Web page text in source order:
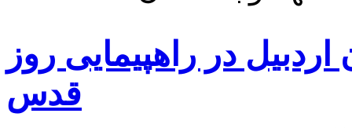
در راهپیمایی روز
قدس